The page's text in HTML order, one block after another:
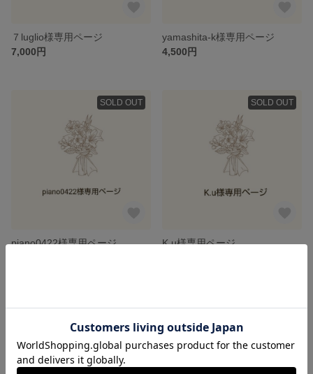
７luglio様専用ページ
7,000円
yamashita-k様専用ページ
4,500円
SOLD OUT
piano0422様専用ページ
SOLD OUT
K.u様専用ページ
SOLD OUT SOLD OUT